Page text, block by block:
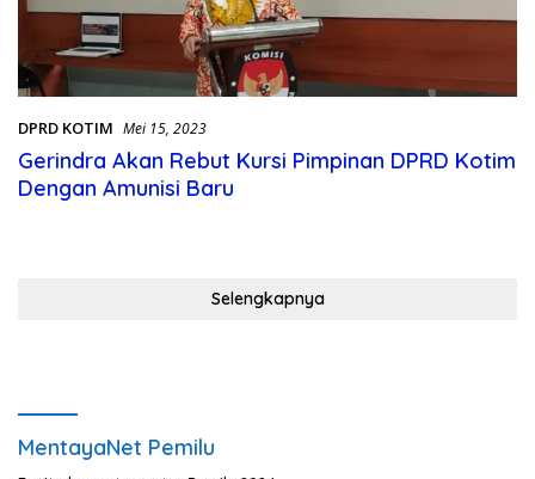
DPRD KOTIM Mei 15, 2023
Gerindra Akan Rebut Kursi Pimpinan DPRD Kotim
Dengan Amunisi Baru
Selengkapnya
MentayaNet Pemilu